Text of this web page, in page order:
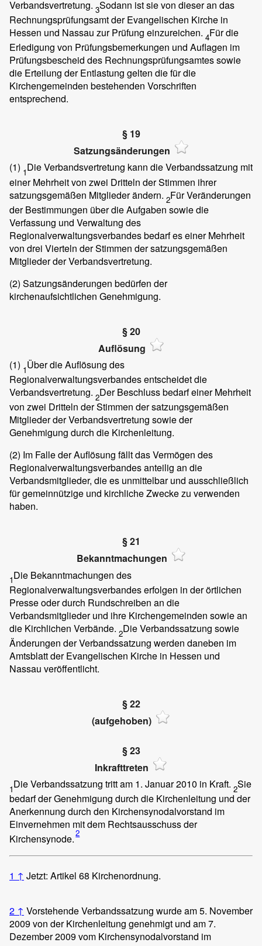
Verbandsvertretung. 3Sodann ist sie von dieser an das
Rechnungsprüfungsamt der Evangelischen Kirche in
Hessen und Nassau zur Prüfung einzureichen. 4Für die
Erledigung von Prüfungsbemerkungen und Auflagen im
Prüfungsbescheid des Rechnungsprüfungsamtes sowie
die Erteilung der Entlastung gelten die für die
Kirchengemeinden bestehenden Vorschriften
entsprechend.
§ 19
Satzungsänderungen
(1) 1Die Verbandsvertretung kann die Verbandssatzung mit
einer Mehrheit von zwei Dritteln der Stimmen ihrer
satzungsgemäßen Mitglieder ändern. 2Für Veränderungen
der Bestimmungen über die Aufgaben sowie die
Verfassung und Verwaltung des
Regionalverwaltungsverbandes bedarf es einer Mehrheit
von drei Vierteln der Stimmen der satzungsgemäßen
Mitglieder der Verbandsvertretung.
(2) Satzungsänderungen bedürfen der
kirchenaufsichtlichen Genehmigung.
§ 20
Auflösung
(1) 1Über die Auflösung des
Regionalverwaltungsverbandes entscheidet die
Verbandsvertretung. 2Der Beschluss bedarf einer Mehrheit
von zwei Dritteln der Stimmen der satzungsgemäßen
Mitglieder der Verbandsvertretung sowie der
Genehmigung durch die Kirchenleitung.
(2) Im Falle der Auflösung fällt das Vermögen des
Regionalverwaltungsverbandes anteilig an die
Verbandsmitglieder, die es unmittelbar und ausschließlich
für gemeinnützige und kirchliche Zwecke zu verwenden
haben.
§ 21
Bekanntmachungen
1Die Bekanntmachungen des
Regionalverwaltungsverbandes erfolgen in der örtlichen
Presse oder durch Rundschreiben an die
Verbandsmitglieder und ihre Kirchengemeinden sowie an
die Kirchlichen Verbände. 2Die Verbandssatzung sowie
Änderungen der Verbandssatzung werden daneben im
Amtsblatt der Evangelischen Kirche in Hessen und
Nassau veröffentlicht.
§ 22
(aufgehoben)
§ 23
Inkrafttreten
1Die Verbandssatzung tritt am 1. Januar 2010 in Kraft. 2Sie
bedarf der Genehmigung durch die Kirchenleitung und der
Anerkennung durch den Kirchensynodalvorstand im
Einvernehmen mit dem Rechtsausschuss der
Kirchensynode.2
1 ↑ Jetzt: Artikel 68 Kirchenordnung.
2 ↑ Vorstehende Verbandssatzung wurde am 5. November
2009 von der Kirchenleitung genehmigt und am 7.
Dezember 2009 vom Kirchensynodalvorstand im